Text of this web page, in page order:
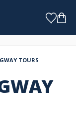
TOURS